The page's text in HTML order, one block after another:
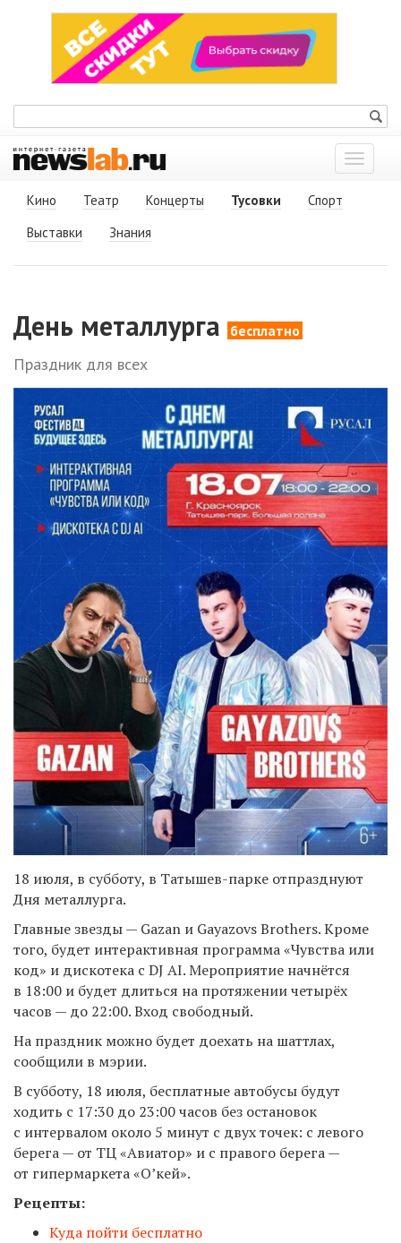
Показать
меню
Кино
Театр Концерты Тусовки
Спорт
Выставки
Знания
День металлурга бесплатно
Праздник для всех
18 июля, в субботу, в Татышев-парке отпразднуют
Дня металлурга.
Главные звезды — Gazan и Gayazovs Brothers. Кроме
того, будет интерактивная программа «Чувства или
код» и дискотека с DJ AI. Мероприятие начнётся
в 18:00 и будет длиться на протяжении четырёх
часов — до 22:00. Вход свободный.
На праздник можно будет доехать на шаттлах,
сообщили в мэрии.
В субботу, 18 июля, бесплатные автобусы будут
ходить с 17:30 до 23:00 часов без остановок
с интервалом около 5 минут с двух точек: с левого
берега — от ТЦ «Авиатор» и с правого берега —
от гипермаркета «О’кей».
Рецепты:
Куда пойти бесплатно